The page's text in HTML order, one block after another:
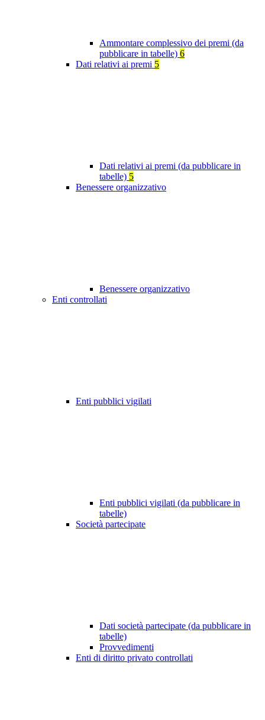
Ammontare complessivo dei premi (da
pubblicare in tabelle) 6
Dati relativi ai premi 5
Dati relativi ai premi (da pubblicare in
tabelle) 5
Benessere organizzativo
Benessere organizzativo
Enti controllati
Enti pubblici vigilati
Enti pubblici vigilati (da pubblicare in
tabelle)
Società partecipate
Dati società partecipate (da pubblicare in
tabelle)
Provvedimenti
Enti di diritto privato controllati